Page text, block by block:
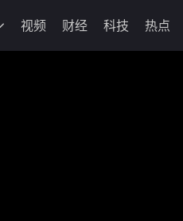
视频 财经 科技 热点